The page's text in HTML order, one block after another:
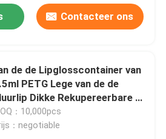
Contacteer ons
de de Lipglosscontainer van
PETG Lege van de de
Dikke Rekupereerbare de
：10,000pcs
：negotiable